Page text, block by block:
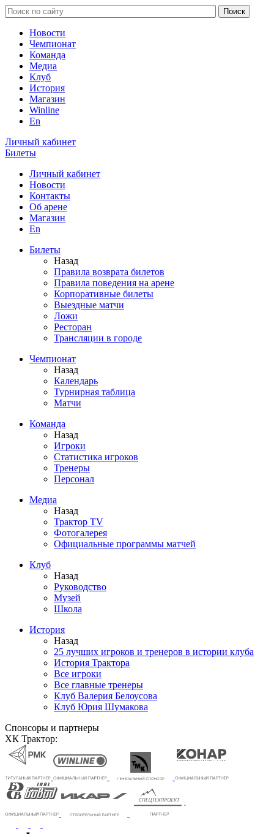
Новости
Чемпионат
Команда
Медиа
Клуб
История
Магазин
Winline
En
Личный кабинет
Билеты
Личный кабинет
Новости
Контакты
Об арене
Магазин
En
Билеты
Назад
Правила возврата билетов
Правила поведения на арене
Корпоративные билеты
Выездные матчи
Ложи
Ресторан
Трансляции в городе
Чемпионат
Назад
Календарь
Турнирная таблица
Матчи
Команда
Назад
Игроки
Статистика игроков
Тренеры
Персонал
Медиа
Назад
Трактор TV
Фотогалерея
Официальные программы матчей
Клуб
Назад
Руководство
Музей
Школа
История
Назад
25 лучших игроков и тренеров в истории клуба
История Трактора
Все игроки
Все главные тренеры
Клуб Валерия Белоусова
Клуб Юрия Шумакова
Спонсоры и партнеры
ХК Трактор: